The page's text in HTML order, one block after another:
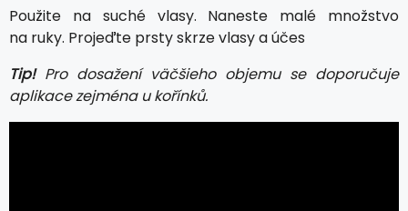
Použite na suché vlasy. Naneste malé množstvo
na ruky. Projeďte prsty skrze vlasy a účes
Tip!Pro dosažení väčšieho objemu se doporučuje
aplikace zejména u kořínků.